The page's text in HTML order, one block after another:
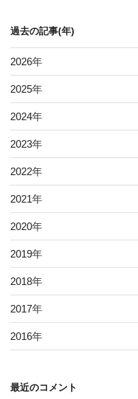
事
過去の記事(年)
2026年
2025年
2024年
2023年
2022年
2021年
2020年
2019年
2018年
2017年
2016年
最近のコメント